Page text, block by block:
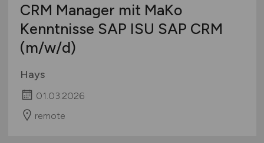
CRM Manager mit MaKo
Kenntnisse SAP ISU SAP CRM
(m/w/d)
Hays
01.03.2026
remote